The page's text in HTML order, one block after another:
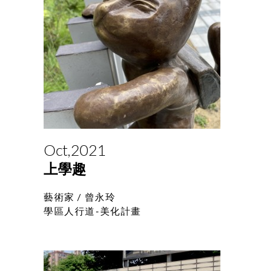
Oct,2021
上學趣
藝術家 / 曾永玲
學區人行道-美化計畫